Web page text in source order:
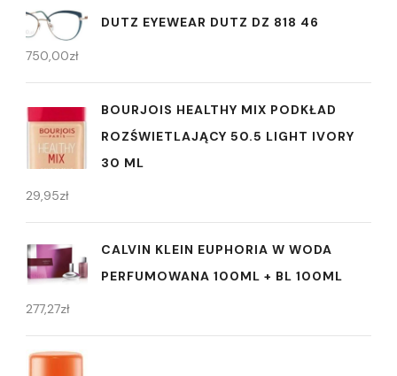
DUTZ EYEWEAR DUTZ DZ 818 46
750,00zł
BOURJOIS HEALTHY MIX PODKŁAD
ROZŚWIETLAJĄCY 50.5 LIGHT IVORY
30 ML
29,95zł
CALVIN KLEIN EUPHORIA W WODA
PERFUMOWANA 100ML + BL 100ML
277,27zł